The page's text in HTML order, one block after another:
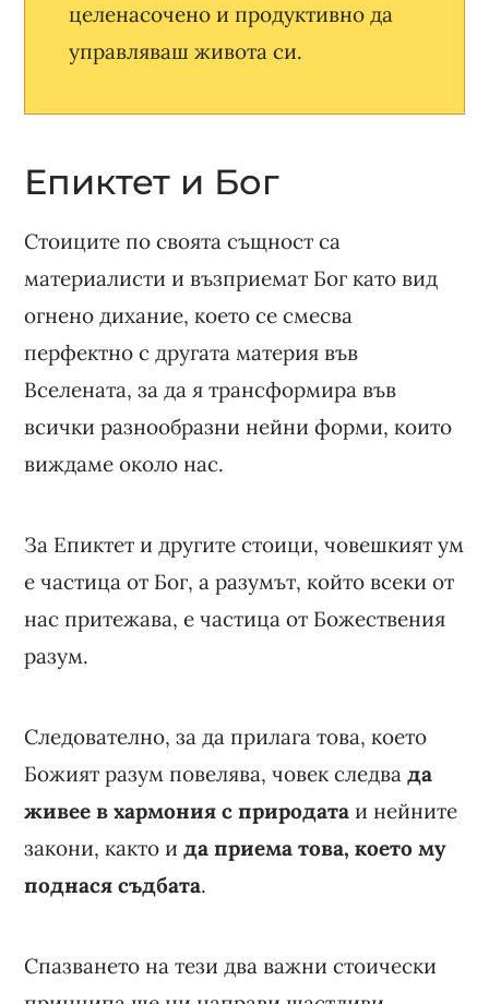
целенасочено и продуктивно да
управляваш живота си.
Епиктет и Бог
Стоиците по своята същност са
материалисти и възприемат Бог като вид
огнено дихание, което се смесва
перфектно с другата материя във
Вселената, за да я трансформира във
всички разнообразни нейни форми, които
виждаме около нас.
За Епиктет и другите стоици, човешкият ум
е частица от Бог, а разумът, който всеки от
нас притежава, е частица от Божествения
разум.
Следователно, за да прилага това, което
Божият разум повелява, човек следвада
живее в хармония с природата и нейните
закони, както ида приема това, което му
поднася съдбата.
Спазването на тези два важни стоически